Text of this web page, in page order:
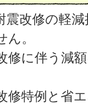
震改修の軽
。
修に伴う減
修特例と省